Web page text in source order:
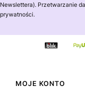
Newslettera). Przetwarzanie
prywatności.
Linki w stopce
MOJE KONTO